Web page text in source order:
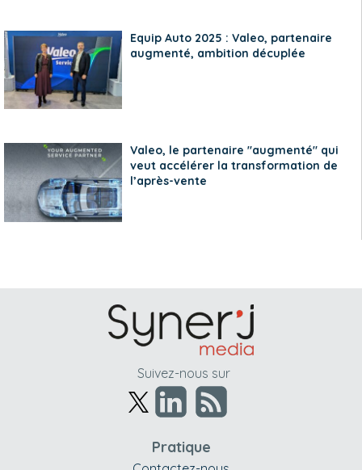
Equip Auto 2025 : Valeo, partenaire
augmenté, ambition décuplée
Valeo, le partenaire "augmenté" qui
veut accélérer la transformation de
l’après-vente
Suivez-nous sur
Pratique